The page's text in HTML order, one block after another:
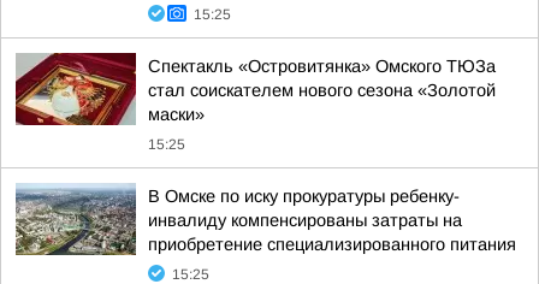
15:25
Спектакль «Островитянка» Омского ТЮЗа
стал соискателем нового сезона «Золотой
маски»
15:25
В Омске по иску прокуратуры ребенку-
инвалиду компенсированы затраты на
приобретение специализированного питания
15:25